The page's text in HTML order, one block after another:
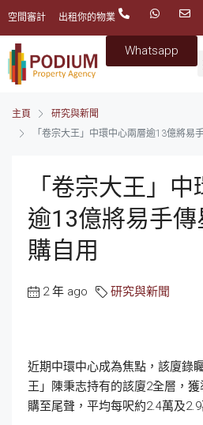
空間審計 出租你的物業
Whatsapp
主頁
研究與新聞
「卷宗大王」中環中心兩層逾13億將易
「卷宗大王」
逾13億將易手
購自用
2 年 ago 研究與新聞
近期中環中心成為焦點，該廈錄
王」陳秉志持有的該廈2全層，
購至尾聲，平均每呎約2.4萬及